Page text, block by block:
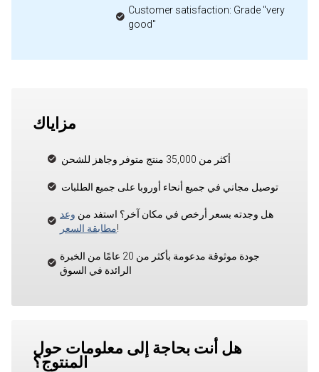
Customer satisfaction: Grade "very
good"
مزاياك
أكثر من 35,000 منتج متوفر وجاهز للشحن
توصيل مجاني في جميع أنحاء أوروبا على جميع الطلبات
هل وجدته بسعر أرخص في مكان آخر؟ استفد من وعد
مطابقة السعر!
جودة موثوقة مدعومة بأكثر من 20 عامًا من الخبرة
الرائدة في السوق
هل أنت بحاجة إلى معلومات حول
المنتوج؟